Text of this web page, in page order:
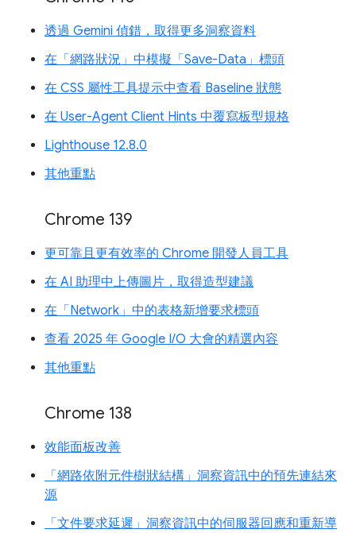
透過 Gemini 偵錯，取得更多洞察資料
在「網路狀況」中模擬「Save-Data」標頭
在 CSS 屬性工具提示中查看 Baseline 狀態
在 User-Agent Client Hints 中覆寫板型規格
Lighthouse 12.8.0
其他重點
Chrome 139
更可靠且更有效率的 Chrome 開發人員工具
在 AI 助理中上傳圖片，取得造型建議
在「Network」中的表格新增要求標頭
查看 2025 年 Google I/O 大會的精選內容
其他重點
Chrome 138
效能面板改善
「網路依附元件樹狀結構」洞察資訊中的預先連結來
源
「文件要求延遲」洞察資訊中的伺服器回應和重新導